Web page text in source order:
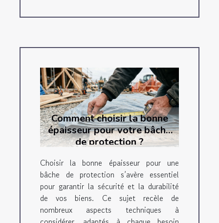
Comment choisir la bonne
épaisseur pour votre bâche
de protection ?
Choisir la bonne épaisseur pour une
bâche de protection s’avère essentiel
pour garantir la sécurité et la durabilité
de vos biens. Ce sujet recèle de
nombreux aspects techniques à